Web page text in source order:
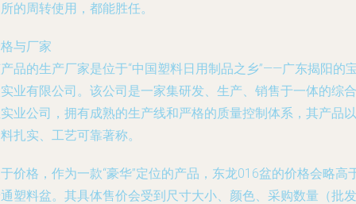
的周转使用，都能胜任。
与厂家
品的生产厂家是位于“中国塑料日用制品之乡”——广东揭阳的
业有限公司 。该公司是一家集研发、生产、销售于一体的综合
业公司，拥有成熟的生产线和严格的质量控制体系，其产品以
扎实、工艺可靠著称。
价格 ，作为一款“豪华”定位的产品，东龙016盆的价格会略高
塑料盆。其具体售价会受到尺寸大小、颜色、采购数量（批发